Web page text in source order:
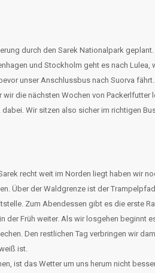
durch den Sarek Nationalpark
und Stockholm geht es nach
unser Anschlussbus nach Suorva
die nächsten Wochen von
Wir sitzen also sicher im richtigen
recht weit im Norden liegt haben wir
Über der Waldgrenze ist der
Zum Abendessen gibt es die erste
der Früh weiter. Als wir losgehen
Den restlichen Tag verbringen wir
ist.
ist das Wetter um uns herum nicht